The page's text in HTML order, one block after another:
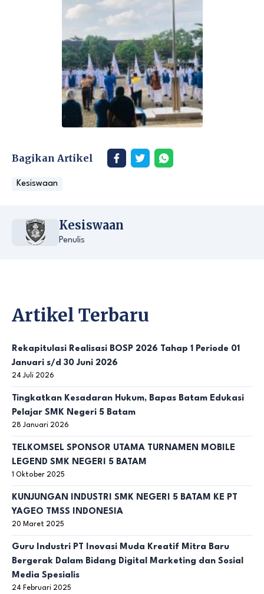
Bagikan Artikel
Kesiswaan
Kesiswaan
Penulis
Artikel Terbaru
Rekapitulasi Realisasi BOSP 2026 Tahap 1 Periode 01
Januari s/d 30 Juni 2026
24 Juli 2026
Tingkatkan Kesadaran Hukum, Bapas Batam Edukasi
Pelajar SMK Negeri 5 Batam
28 Januari 2026
TELKOMSEL SPONSOR UTAMA TURNAMEN MOBILE
LEGEND SMK NEGERI 5 BATAM
1 Oktober 2025
KUNJUNGAN INDUSTRI SMK NEGERI 5 BATAM KE PT
YAGEO TMSS INDONESIA
20 Maret 2025
Guru Industri PT Inovasi Muda Kreatif Mitra Baru
Bergerak Dalam Bidang Digital Marketing dan Sosial
Media Spesialis
24 Februari 2025